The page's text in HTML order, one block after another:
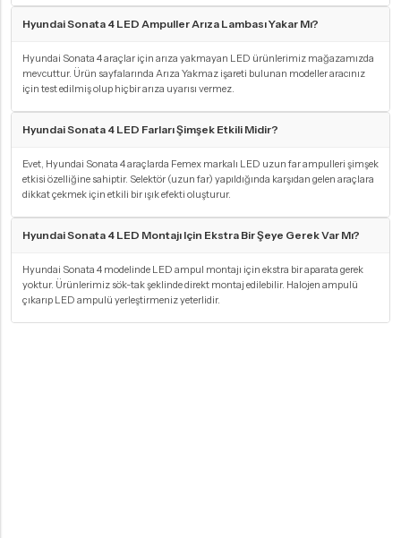
Hyundai Sonata 4 LED Ampuller Arıza Lambası Yakar Mı?
Hyundai Sonata 4 araçlar için arıza yakmayan LED ürünlerimiz mağazamızda
mevcuttur. Ürün sayfalarında Arıza Yakmaz işareti bulunan modeller aracınız
için test edilmiş olup hiçbir arıza uyarısı vermez.
Hyundai Sonata 4 LED Farları Şimşek Etkili Midir?
Evet, Hyundai Sonata 4 araçlarda Femex markalı LED uzun far ampulleri şimşek
etkisi özelliğine sahiptir. Selektör (uzun far) yapıldığında karşıdan gelen araçlara
dikkat çekmek için etkili bir ışık efekti oluşturur.
Hyundai Sonata 4 LED Montajı Için Ekstra Bir Şeye Gerek Var Mı?
Hyundai Sonata 4 modelinde LED ampul montajı için ekstra bir aparata gerek
yoktur. Ürünlerimiz sök-tak şeklinde direkt montaj edilebilir. Halojen ampulü
çıkarıp LED ampulü yerleştirmeniz yeterlidir.